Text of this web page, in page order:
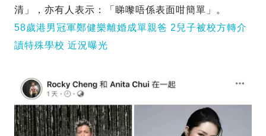
清」，亦有人表示：「睇嚟唔係表面咁簡單」。
58歲港男冠軍鄭健樂離婚成單親爸 2兒子被校方轉介
讀特殊學校 近況曝光